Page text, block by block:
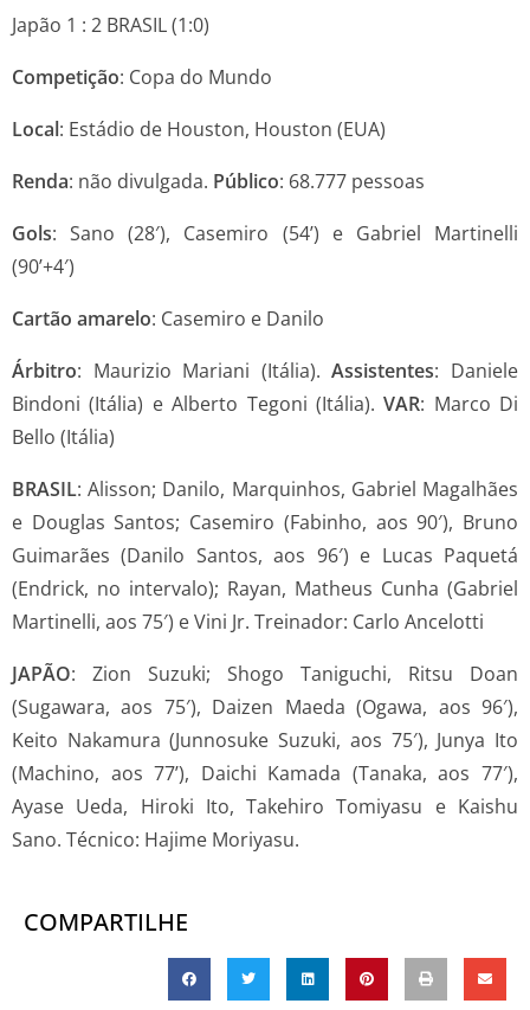
Japão 1 : 2 BRASIL (1:0)
Competição: Copa do Mundo
Local: Estádio de Houston, Houston (EUA)
Renda: não divulgada. Público: 68.777 pessoas
Gols: Sano (28′), Casemiro (54’) e Gabriel Martinelli
(90’+4′)
Cartão amarelo: Casemiro e Danilo
Árbitro: Maurizio Mariani (Itália).Assistentes: Daniele
Bindoni (Itália) e Alberto Tegoni (Itália).VAR: Marco Di
Bello (Itália)
BRASIL: Alisson; Danilo, Marquinhos, Gabriel Magalhães
e Douglas Santos; Casemiro (Fabinho, aos 90′), Bruno
Guimarães (Danilo Santos, aos 96′) e Lucas Paquetá
(Endrick, no intervalo); Rayan, Matheus Cunha (Gabriel
Martinelli, aos 75′) e Vini Jr. Treinador: Carlo Ancelotti
JAPÃO: Zion Suzuki; Shogo Taniguchi, Ritsu Doan
(Sugawara, aos 75′), Daizen Maeda (Ogawa, aos 96′),
Keito Nakamura (Junnosuke Suzuki, aos 75′), Junya Ito
(Machino, aos 77’), Daichi Kamada (Tanaka, aos 77′),
Ayase Ueda, Hiroki Ito, Takehiro Tomiyasu e Kaishu
Sano. Técnico: Hajime Moriyasu.
COMPARTILHE